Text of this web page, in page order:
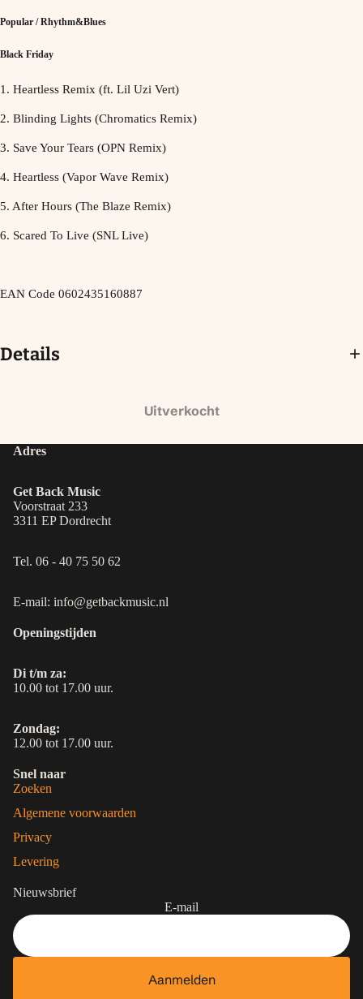
Popular / Rhythm&Blues
Black Friday
1. Heartless Remix (ft. Lil Uzi Vert)
2. Blinding Lights (Chromatics Remix)
3. Save Your Tears (OPN Remix)
4. Heartless (Vapor Wave Remix)
5. After Hours (The Blaze Remix)
6. Scared To Live (SNL Live)
EAN Code 0602435160887
Details
Uitverkocht
Adres
Get Back Music
Voorstraat 233
3311 EP Dordrecht
Tel. 06 - 40 75 50 62
E-mail: info@getbackmusic.nl
Openingstijden
Di t/m za:
10.00 tot 17.00 uur.
Zondag:
12.00 tot 17.00 uur.
Snel naar
Zoeken
Algemene voorwaarden
Privacy
Levering
Nieuwsbrief
E-mail
Aanmelden